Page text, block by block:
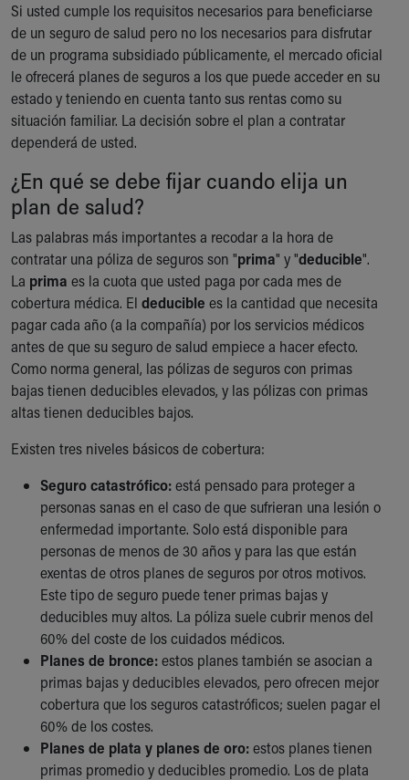
Si usted cumple los requisitos necesarios para beneficiarse
de un seguro de salud pero no los necesarios para disfrutar
de un programa subsidiado públicamente, el mercado oficial
le ofrecerá planes de seguros a los que puede acceder en su
estado y teniendo en cuenta tanto sus rentas como su
situación familiar. La decisión sobre el plan a contratar
dependerá de usted.
¿En qué se debe fijar cuando elija un
plan de salud?
Las palabras más importantes a recodar a la hora de
contratar una póliza de seguros son "prima" y "deducible".
La prima es la cuota que usted paga por cada mes de
cobertura médica. El deducible es la cantidad que necesita
pagar cada año (a la compañía) por los servicios médicos
antes de que su seguro de salud empiece a hacer efecto.
Como norma general, las pólizas de seguros con primas
bajas tienen deducibles elevados, y las pólizas con primas
altas tienen deducibles bajos.
Existen tres niveles básicos de cobertura:
Seguro catastrófico:está pensado para proteger a
personas sanas en el caso de que sufrieran una lesión o
enfermedad importante. Solo está disponible para
personas de menos de 30 años y para las que están
exentas de otros planes de seguros por otros motivos.
Este tipo de seguro puede tener primas bajas y
deducibles muy altos. La póliza suele cubrir menos del
60% del coste de los cuidados médicos.
Planes de bronce:estos planes también se asocian a
primas bajas y deducibles elevados, pero ofrecen mejor
cobertura que los seguros catastróficos; suelen pagar el
60% de los costes.
Planes de plata y planes de oro:estos planes tienen
primas promedio y deducibles promedio. Los de plata